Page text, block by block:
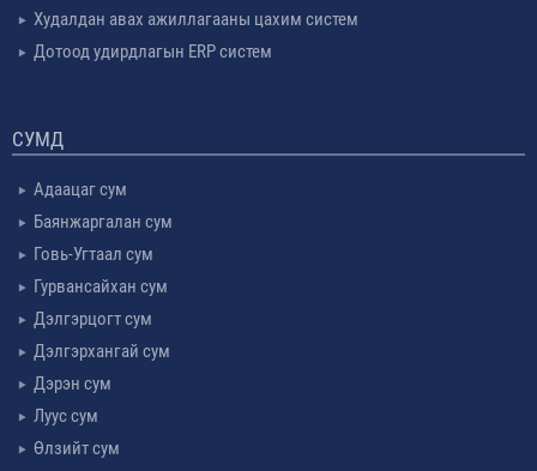
Худалдан авах ажиллагааны цахим систем
Дотоод удирдлагын ERP систем
СУМД
Адаацаг сум
Баянжаргалан сум
Говь-Угтаал сум
Гурвансайхан сум
Дэлгэрцогт сум
Дэлгэрхангай сум
Дэрэн сум
Луус сум
Өлзийт сум